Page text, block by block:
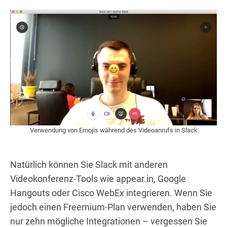
Verwendung von Emojis während des Videoanrufs in Slack
Natürlich können Sie Slack mit anderen
Videokonferenz-Tools wie appear.in, Google
Hangouts oder Cisco WebEx integrieren. Wenn Sie
jedoch einen Freemium-Plan verwenden, haben Sie
nur zehn mögliche Integrationen – vergessen Sie